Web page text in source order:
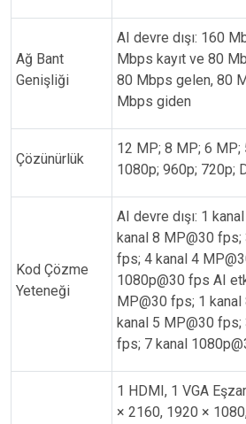
Ağ Bant
Genişliği
AI devre dışı: 160
Mbps kayıt ve 80
80 Mbps gelen, 80
Mbps giden
Çözünürlük
12 MP; 8 MP; 6
1080p; 960p; 720p;
Kod Çözme
Yeteneği
AI devre dışı: 1
kanal 8 MP@30 fps;
fps; 4 kanal 4
1080p@30 fps AI
MP@30 fps; 1
kanal 5 MP@30 fps;
fps; 7 kanal
1 HDMI, 1 VGA
× 2160, 1920 ×